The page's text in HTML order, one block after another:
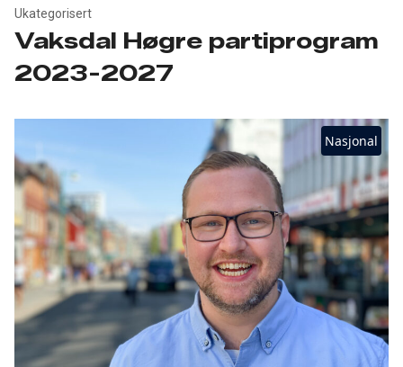
Ukategorisert
Vaksdal Høgre partiprogram
2023-2027
Nasjonal